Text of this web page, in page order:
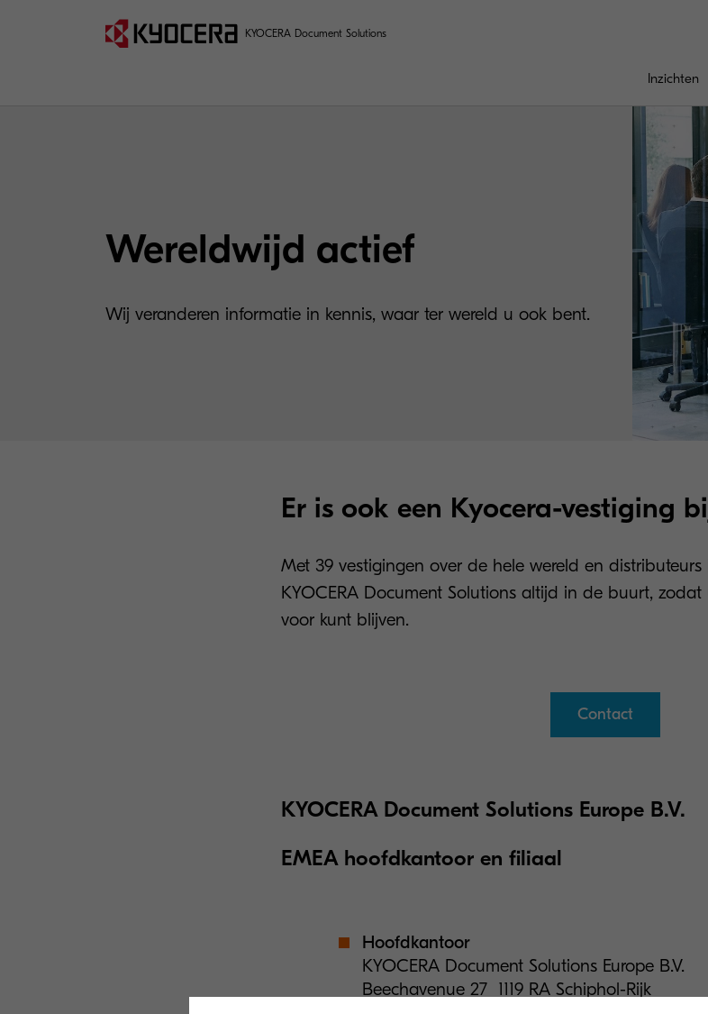
KYOCERA Document Solutions
Inzichten
Wereldwijd actief
Wij veranderen informatie in kennis, waar ter wereld u ook bent.
Er is ook een Kyocera-vestiging
Met 39 vestigingen over de hele wereld en
KYOCERA Document Solutions altijd in de buurt,
voor kunt blijven.
Contact
KYOCERA Document Solutions Europe B.V.
EMEA hoofdkantoor en filiaal
Hoofdkantoor
KYOCERA Document Solutions Europe B.V.
Beechavenue 27 1119 RA Schiphol-Rijk